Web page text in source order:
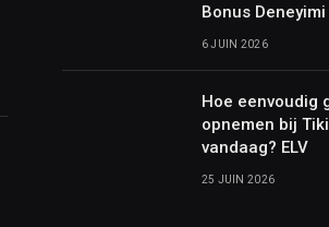
Bonus
6 JUIN 2026
Hoe eenvoudig
opnemen bij
vandaag? ELV
25 JUIN 2026